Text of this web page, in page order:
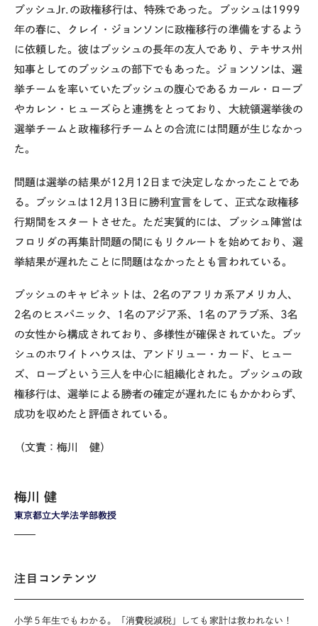
ブッシュJr.の政権移行は、特殊であった。ブッシュは1999
年の春に、クレイ・ジョンソンに政権移行の準備をするよう
に依頼した。彼はブッシュの長年の友人であり、テキサス州
知事としてのブッシュの部下でもあった。ジョンソンは、選
挙チームを率いていたブッシュの腹心であるカール・ローブ
やカレン・ヒューズらと連携をとっており、大統領選挙後の
選挙チームと政権移行チームとの合流には問題が生じなかっ
た。
問題は選挙の結果が12月12日まで決定しなかったことであ
る。ブッシュは12月13日に勝利宣言をして、正式な政権移
行期間をスタートさせた。ただ実質的には、ブッシュ陣営は
フロリダの再集計問題の間にもリクルートを始めており、選
挙結果が遅れたことに問題はなかったとも言われている。
ブッシュのキャビネットは、2名のアフリカ系アメリカ人、
2名のヒスパニック、1名のアジア系、1名のアラブ系、3名
の女性から構成されており、多様性が確保されていた。ブッ
シュのホワイトハウスは、アンドリュー・カード、ヒュー
ズ、ローブという三人を中心に組織化された。ブッシュの政
権移行は、選挙による勝者の確定が遅れたにもかかわらず、
成功を収めたと評価されている。
（文責：梅川 健）
東京都立大学法学部教授
梅川 健
注目コンテンツ
小学５年生でもわかる。「消費税減税」しても家計は救われない！